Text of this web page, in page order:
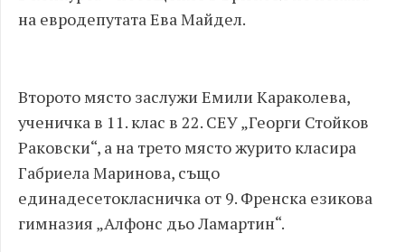
на евродепутата Ева Майдел.
Второто място заслужи Емили Караколева,
ученичка в 11. клас в 22. СЕУ „Георги Стойков
Раковски“, а на трето място журито класира
Габриела Маринова, също
единадесетокласничка от 9. Френска езикова
гимназия „Алфонс дьо Ламартин“.